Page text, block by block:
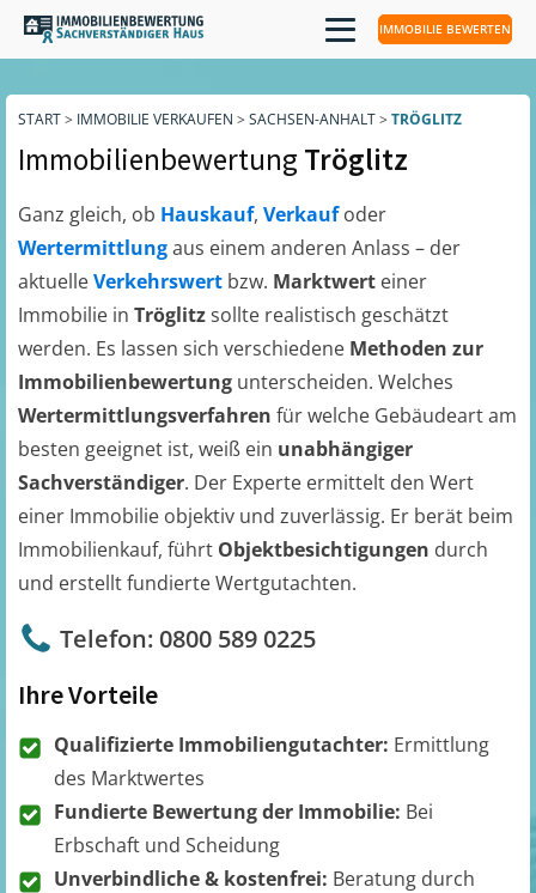
IMMOBILIE BEWERTEN
START> IMMOBILIE VERKAUFEN > SACHSEN-ANHALT> TRÖGLITZ
ImmobilienbewertungTröglitz
Ganz gleich, ob Hauskauf, Verkaufoder
Wertermittlungaus einem anderen Anlass – der
aktuelleVerkehrswert bzw. Marktwert einer
Immobilie in Tröglitzsollte realistisch geschätzt
werden. Es lassen sich verschiedene Methoden zur
Immobilienbewertung unterscheiden. Welches
Wertermittlungsverfahren für welche Gebäudeart am
besten geeignet ist, weiß ein unabhängiger
Sachverständiger. Der Experte ermittelt den Wert
einer Immobilie objektiv und zuverlässig. Er berät beim
Immobilienkauf, führt Objektbesichtigungen durch
und erstellt fundierte Wertgutachten.
Telefon: 0800 589 0225
Ihre Vorteile
Qualifizierte Immobiliengutachter: Ermittlung
des Marktwertes
Fundierte Bewertung der Immobilie: Bei
Erbschaft und Scheidung
Unverbindliche & kostenfrei: Beratung durch